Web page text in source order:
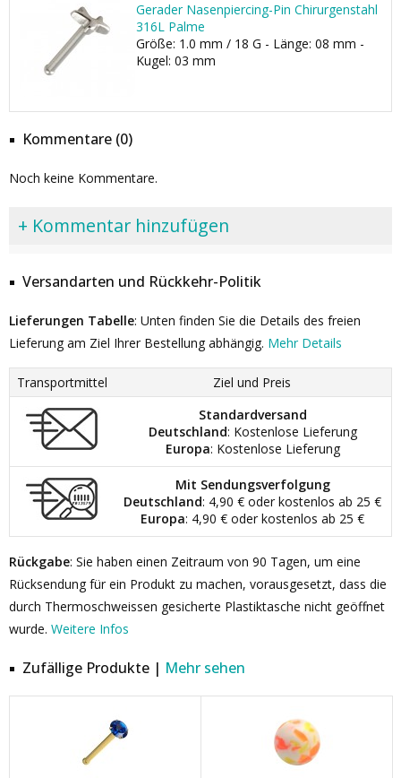
Gerader Nasenpiercing-Pin Chirurgenstahl
316L Palme
Größe: 1.0 mm / 18 G - Länge: 08 mm -
Kugel: 03 mm
Kommentare (0)
Noch keine Kommentare.
+ Kommentar hinzufügen
Versandarten und Rückkehr-Politik
Lieferungen Tabelle: Unten finden Sie die Details des freien
Lieferung am Ziel Ihrer Bestellung abhängig. Mehr Details
Transportmittel
Ziel und Preis
Standardversand
Deutschland: Kostenlose Lieferung
Europa: Kostenlose Lieferung
Mit Sendungsverfolgung
Deutschland: 4,90 € oder kostenlos ab 25 €
Europa: 4,90 € oder kostenlos ab 25 €
Rückgabe: Sie haben einen Zeitraum von 90 Tagen, um eine
Rücksendung für ein Produkt zu machen, vorausgesetzt, dass die
durch Thermoschweissen gesicherte Plastiktasche nicht geöffnet
wurde. Weitere Infos
Zufällige Produkte | Mehr sehen